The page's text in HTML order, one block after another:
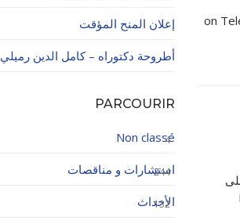
on
إعلان المنح المؤقت
أطروحة دكتوراه – كامل الدين رميلي
PARCOURIR
Non classé
4
استشارات و مناقصات
244
الأحداث
132